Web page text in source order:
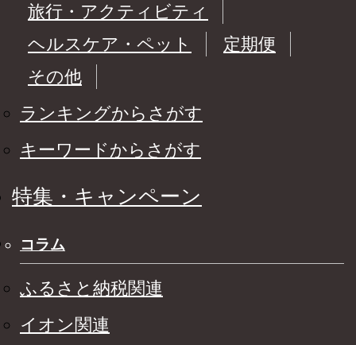
旅行・アクティビティ
ヘルスケア・ペット
定期便
その他
ランキングからさがす
キーワードからさがす
特集・キャンペーン
コラム
ふるさと納税関連
イオン関連